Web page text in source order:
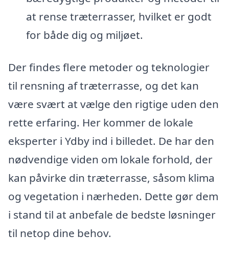
at rense træterrasser, hvilket er godt
for både dig og miljøet.
Der findes flere metoder og teknologier
til rensning af træterrasse, og det kan
være svært at vælge den rigtige uden den
rette erfaring. Her kommer de lokale
eksperter i Ydby ind i billedet. De har den
nødvendige viden om lokale forhold, der
kan påvirke din træterrasse, såsom klima
og vegetation i nærheden. Dette gør dem
i stand til at anbefale de bedste løsninger
til netop dine behov.